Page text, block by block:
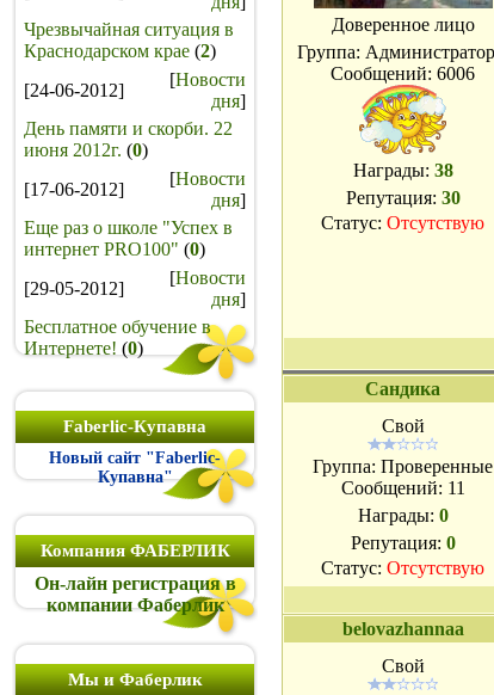
Чрезвычайная ситуация в
Краснодарском крае (2)
[24-06-2012]
[Новости
дня]
День памяти и скорби. 22
июня 2012г. (0)
[17-06-2012]
[Новости
дня]
Еще раз о школе "Успех в
интернет PRO100" (0)
[29-05-2012]
[Новости
дня]
Бесплатное обучение в
Интернете! (0)
Faberlic-Купавна
Новый сайт "Faberlic-
Купавна"
Компания ФАБЕРЛИК
Он-лайн регистрация в
компании Фаберлик
Мы и Фаберлик
Доверенное лицо
Группа:
Сообщений: 6006
Награды: 38
Репутация: 30
Статус: Отсутствую
Сандика
Свой
Группа: Проверенные
Сообщений: 11
Награды: 0
Репутация: 0
Статус: Отсутствую
belovazhannaa
Свой